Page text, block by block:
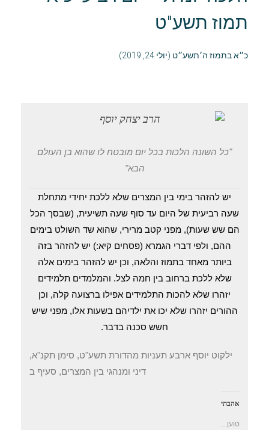
תמוז תשע"ט
כ״א בתמוז ה׳תשע״ט (יולי 24, 2019)
"כל השונה הלכות בכל יום מובטח לו שהוא בן העולם
הבא"
יש להזהר בימי בין המצרים שלא ללכת יחידי מתחלת
שעה רביעית של היום עד סוף שעה תשיעית, (שבסך הכל
הם שש שעות), מפני קטב מרירי, שהוא שד השולט בימים
ההם, ולפי דברי הגמרא (פסחים קיא:) יש להזהר בזה
ביותר מאחד בתמוז והלאה, וכן יש להזהר בימים אלה
שלא ללכת ברחוב בין חמה לצל. והמלמדים תלמידים
יזהרו שלא להכות התלמידים אפילו ברצועה קלה, וכן
ההורים יזהרו שלא יכו את ילדיהם בשעות אלו, מפני שיש
חשש סכנה בדבר.
ילקוט יוסף ארבע תעניות מהדורת תשע"ט, סימן תקנ"א,
דיני ומנהגי בין המצרים, סעיף ב
אהבתי
טוען...